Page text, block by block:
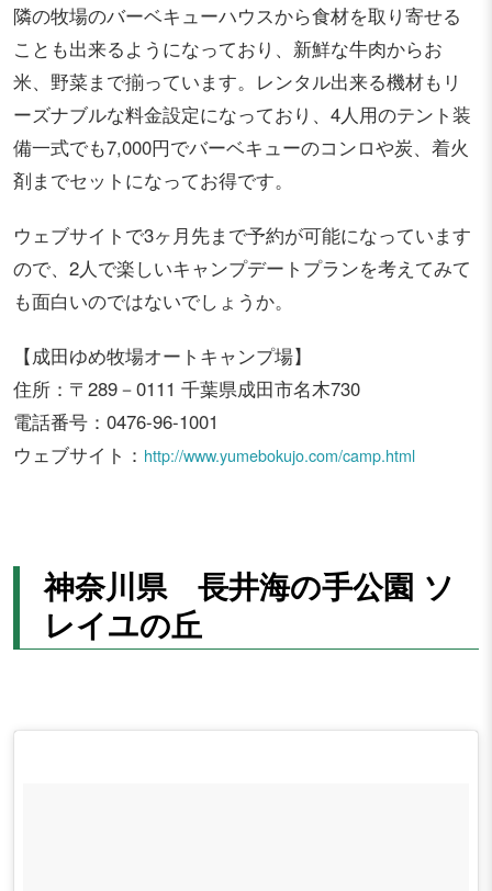
隣の牧場のバーベキューハウスから食材を取り寄せる
ことも出来るようになっており、新鮮な牛肉からお
米、野菜まで揃っています。レンタル出来る機材もリ
ーズナブルな料金設定になっており、4人用のテント装
備一式でも7,000円でバーベキューのコンロや炭、着火
剤までセットになってお得です。
ウェブサイトで3ヶ月先まで予約が可能になっています
ので、2人で楽しいキャンプデートプランを考えてみて
も面白いのではないでしょうか。
【成田ゆめ牧場オートキャンプ場】
住所：〒289－0111 千葉県成田市名木730
電話番号：0476-96-1001
ウェブサイト： http://www.yumebokujo.com/camp.html
神奈川県 長井海の手公園 ソ
レイユの丘